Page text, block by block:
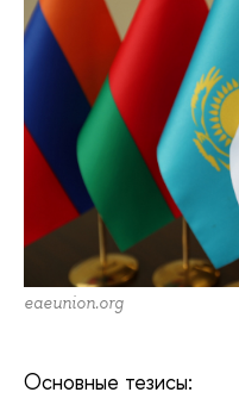
eaeunion.org
Основные тезисы: